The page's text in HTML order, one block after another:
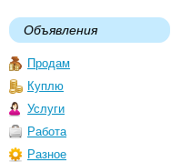
Объявления
Продам
Куплю
Услуги
Работа
Разное